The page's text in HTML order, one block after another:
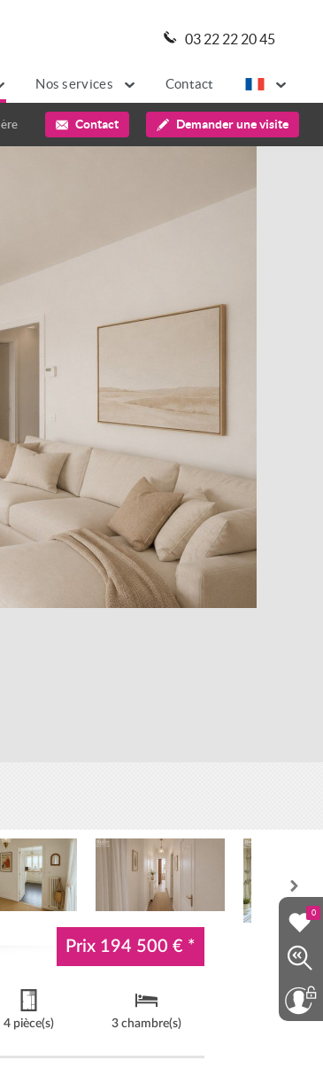
03 22 22 20 45
Nos services Contact
0
Contact Demander une visite
Prix194 500 € *
4 pièce(s) 3 chambre(s)